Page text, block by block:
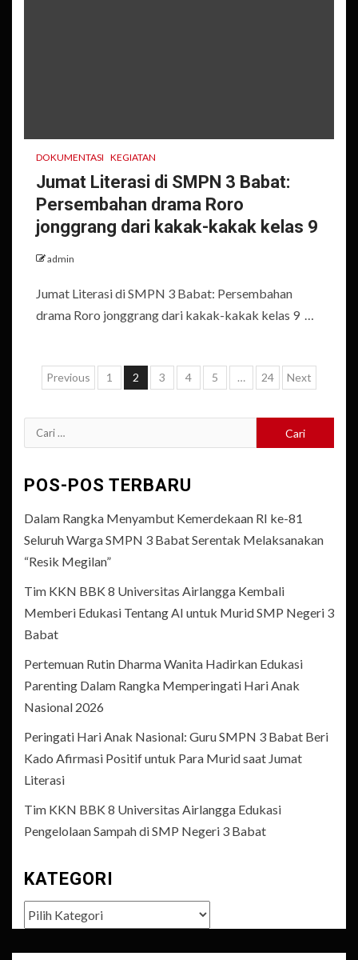
DOKUMENTASI KEGIATAN
Jumat Literasi di SMPN 3 Babat:
Persembahan drama Roro
jonggrang dari kakak-kakak kelas 9
admin
Jumat Literasi di SMPN 3 Babat: Persembahan
drama Roro jonggrang dari kakak-kakak kelas 9 …
Paginasi
Previous 1 2 3 4 5 … 24 Next
Cari
untuk:
POS-POS TERBARU
Dalam Rangka Menyambut Kemerdekaan RI ke-81
Seluruh Warga SMPN 3 Babat Serentak Melaksanakan
“Resik Megilan”
Tim KKN BBK 8 Universitas Airlangga Kembali
Memberi Edukasi Tentang AI untuk Murid SMP Negeri 3
Babat
Pertemuan Rutin Dharma Wanita Hadirkan Edukasi
Parenting Dalam Rangka Memperingati Hari Anak
Nasional 2026
Peringati Hari Anak Nasional: Guru SMPN 3 Babat Beri
Kado Afirmasi Positif untuk Para Murid saat Jumat
Literasi
Tim KKN BBK 8 Universitas Airlangga Edukasi
Pengelolaan Sampah di SMP Negeri 3 Babat
KATEGORI
Kategori